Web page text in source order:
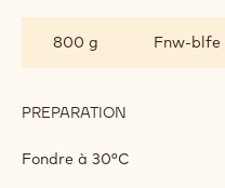
ORANGE
800 g Fnw-blfe
PREPARATION
FEUILLETINE™
Fondre à 30°C